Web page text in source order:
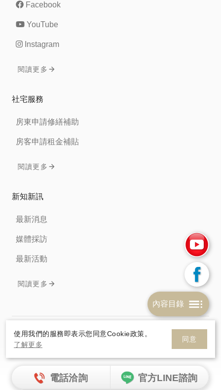
Facebook
YouTube
Instagram
閱讀更多
社宅服務
房東申請修繕補助
房客申請租金補貼
閱讀更多
新知新訊
最新消息
媒體採訪
最新活動
閱讀更多
免責聲明 隱私權條款 Cookie政策
© 2026 HelloSanta. All rights reserve. 網頁設計
By
HelloSanta
電話洽詢 官方LINE諮詢
內容目錄
使用我們的服務即表示您同意Cookie政策。
了解更多
同意